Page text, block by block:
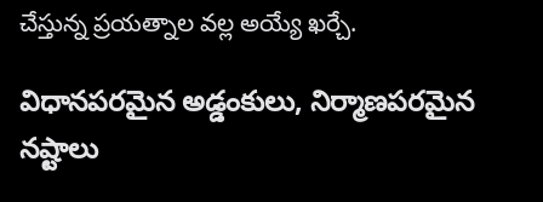
చేస్తున్న ప్రయత్నాల వల్ల అయ్యే ఖర్చే.
విధానపరమైన అడ్డంకులు, నిర్మాణపరమైన
నష్టాలు